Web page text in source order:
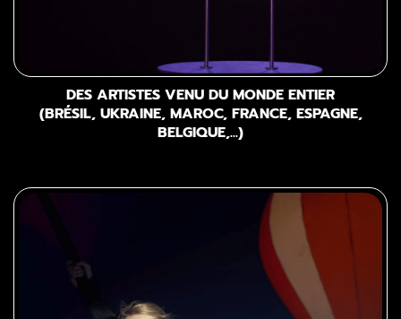
DES ARTISTES VENU DU MONDE ENTIER
(BRÉSIL, UKRAINE, MAROC, FRANCE, ESPAGNE,
BELGIQUE,...)